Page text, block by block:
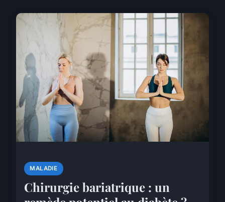
MALADIE
Chirurgie bariatrique : un